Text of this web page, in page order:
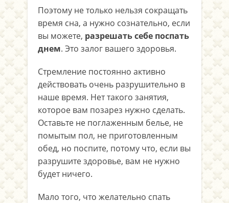
Поэтому не только нельзя сокращать
время сна, а нужно сознательно, если
вы можете, разрешать себе поспать
днем. Это залог вашего здоровья.
Стремление постоянно активно
действовать очень разрушительно в
наше время. Нет такого занятия,
которое вам позарез нужно сделать.
Оставьте не поглаженным белье, не
помытым пол, не приготовленным
обед, но поспите, потому что, если вы
разрушите здоровье, вам не нужно
будет ничего.
Мало того, что желательно спать